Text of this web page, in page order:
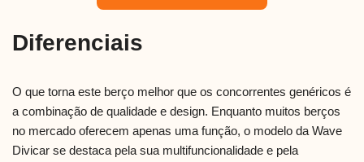
Diferenciais
O que torna este berço melhor que os concorrentes genéricos é
a combinação de qualidade e design. Enquanto muitos berços
no mercado oferecem apenas uma função, o modelo da Wave
Divicar se destaca pela sua multifuncionalidade e pela